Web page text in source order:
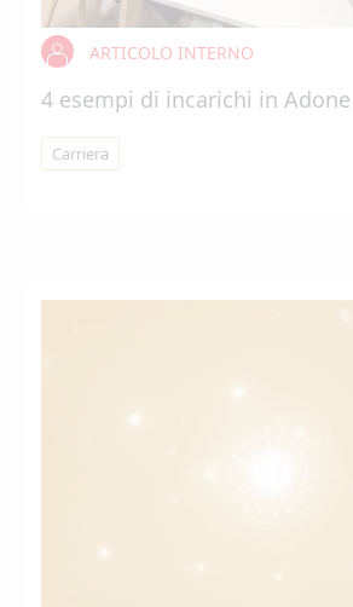
ARTICOLO INTERNO
4 esempi di incarichi in Adone
Carriera